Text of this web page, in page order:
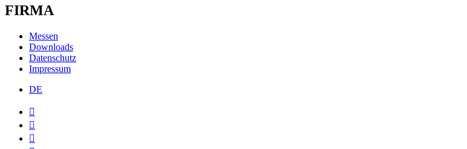
FIRMA
Messen
Downloads
Datenschutz
Impressum
DE


